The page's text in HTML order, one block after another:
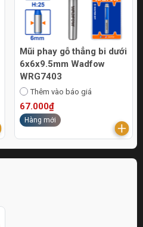
Mũi phay gỗ thẳng bi dưới
6x6x9.5mm Wadfow
WRG7403
Thêm vào báo giá
67.000₫
Hàng mới